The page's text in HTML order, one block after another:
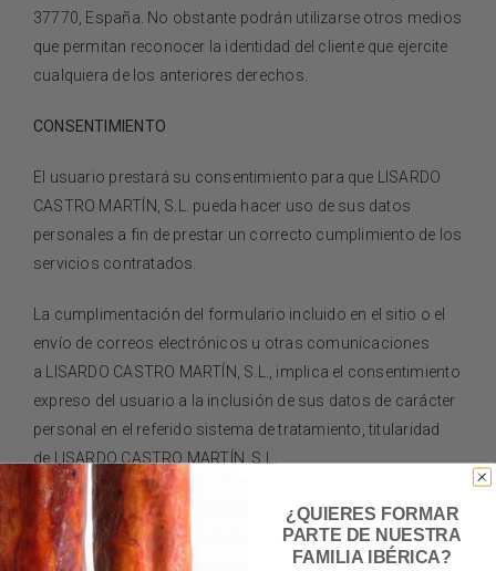
37770, España. No obstante podrán utilizarse otros medios
que permitan reconocer la identidad del cliente que ejercite
cualquiera de los anteriores derechos.
CONSENTIMIENTO
El usuario prestará su consentimiento para que LISARDO
CASTRO MARTÍN, S.L. pueda hacer uso de sus datos
personales a fin de prestar un correcto cumplimiento de los
servicios contratados.
La cumplimentación del formulario incluido en el sitio o el
envío de correos electrónicos u otras comunicaciones
a LISARDO CASTRO MARTÍN, S.L., implica el consentimiento
expreso del usuario a la inclusión de sus datos de carácter
personal en el referido sistema de tratamiento, titularidad
deLISARDO CASTRO MARTÍN, S.L.
Al tiempo de la petición de esta información, se
comunicará al cliente o usuario del destinatario de la
información, de la finalidad para la cual se recogen los
¿QUIERES FORMAR
PARTE DE NUESTRA
FAMILIA IBÉRICA?